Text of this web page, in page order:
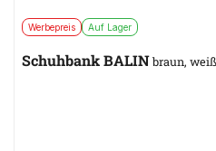
Werbepreis Auf Lager
Schuhbank BALINbraun, weiß